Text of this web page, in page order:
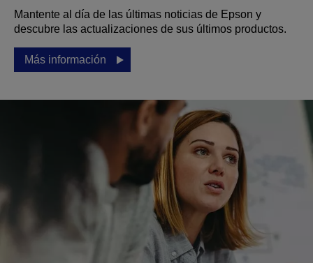
Mantente al día de las últimas noticias de Epson y
descubre las actualizaciones de sus últimos productos.
Más información